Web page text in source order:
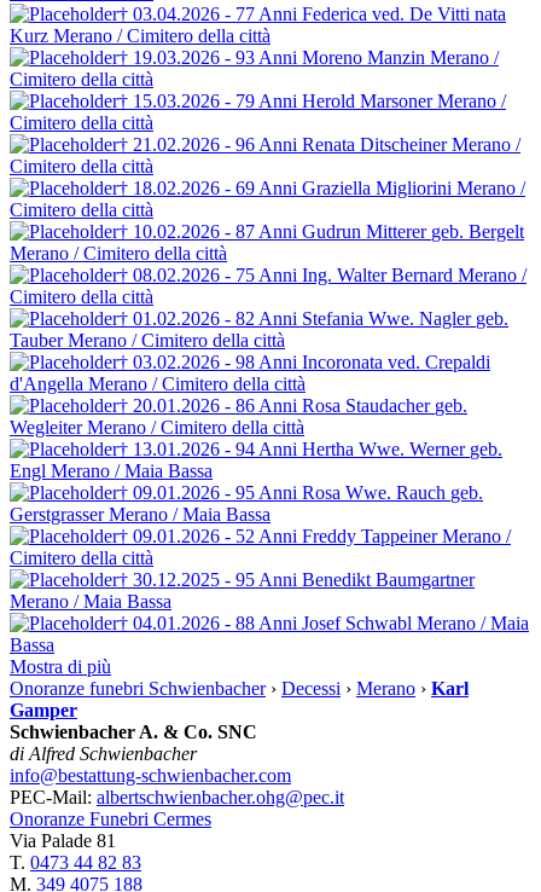
† 03.04.2026 - 77 Anni Federica ved. De Vitti nata
Kurz Merano / Cimitero della città
† 19.03.2026 - 93 Anni Moreno Manzin Merano /
Cimitero della città
† 15.03.2026 - 79 Anni Herold MarsonerMerano /
Cimitero della città
† 21.02.2026 - 96 Anni Renata DitscheinerMerano /
Cimitero della città
† 18.02.2026 - 69 Anni Graziella Migliorini Merano /
Cimitero della città
† 10.02.2026 - 87 Anni Gudrun Mitterer geb. Bergelt
Merano / Cimitero della città
† 08.02.2026 - 75 Anni Ing. Walter Bernard Merano /
Cimitero della città
† 01.02.2026 - 82 Anni Stefania Wwe. Nagler geb.
TauberMerano / Cimitero della città
† 03.02.2026 - 98 Anni Incoronata ved. Crepaldi
d'Angella Merano / Cimitero della città
† 20.01.2026 - 86 Anni Rosa Staudacher geb.
WegleiterMerano / Cimitero della città
† 13.01.2026 - 94 Anni Hertha Wwe. Werner geb.
Engl Merano / Maia Bassa
† 09.01.2026 - 95 Anni Rosa Wwe. Rauch geb.
GerstgrasserMerano / Maia Bassa
† 09.01.2026 - 52 Anni Freddy TappeinerMerano /
Cimitero della città
† 30.12.2025 - 95 Anni Benedikt Baumgartner
Merano / Maia Bassa
† 04.01.2026 - 88 Anni Josef Schwabl Merano / Maia
Bassa
Mostra di più
Onoranze funebri Schwienbacher› Decessi › Merano › Karl
Gamper
Schwienbacher A. & Co. SNC
di Alfred Schwienbacher
info@bestattung-schwienbacher.com
PEC-Mail: albertschwienbacher.ohg@pec.it
Onoranze Funebri Cermes
Via Palade 81
T. 0473 44 82 83
M. 349 4075 188